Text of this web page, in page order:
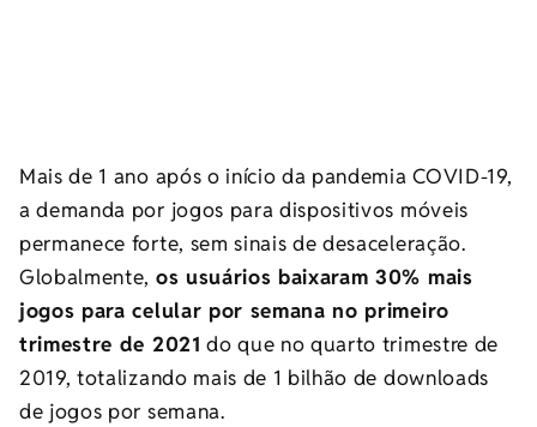
Mais de 1 ano após o início da pandemia COVID-19,
a demanda por jogos para dispositivos móveis
permanece forte, sem sinais de desaceleração.
Globalmente, os usuários baixaram 30% mais
jogos para celular por semana no primeiro
trimestre de 2021 do que no quarto trimestre de
2019, totalizando mais de 1 bilhão de downloads
de jogos por semana.